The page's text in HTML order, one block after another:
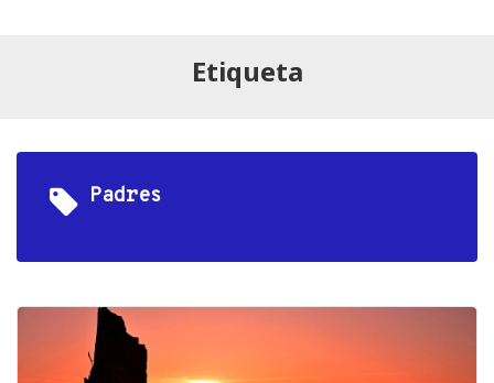
Etiqueta
Padres